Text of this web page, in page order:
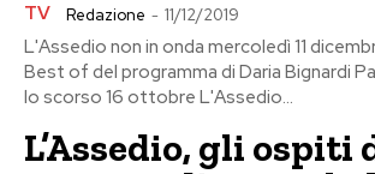
TV Redazione - 11/12/2019
L'Assedio non in onda mercoledì 11
Best of del programma di Daria Bignardi
lo scorso 16 ottobre L'Assedio...
L’Assedio, gli ospiti